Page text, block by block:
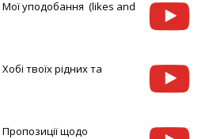
Мої уподобання (likes and
Хобі твоїх рідних та
Пропозиції щодо